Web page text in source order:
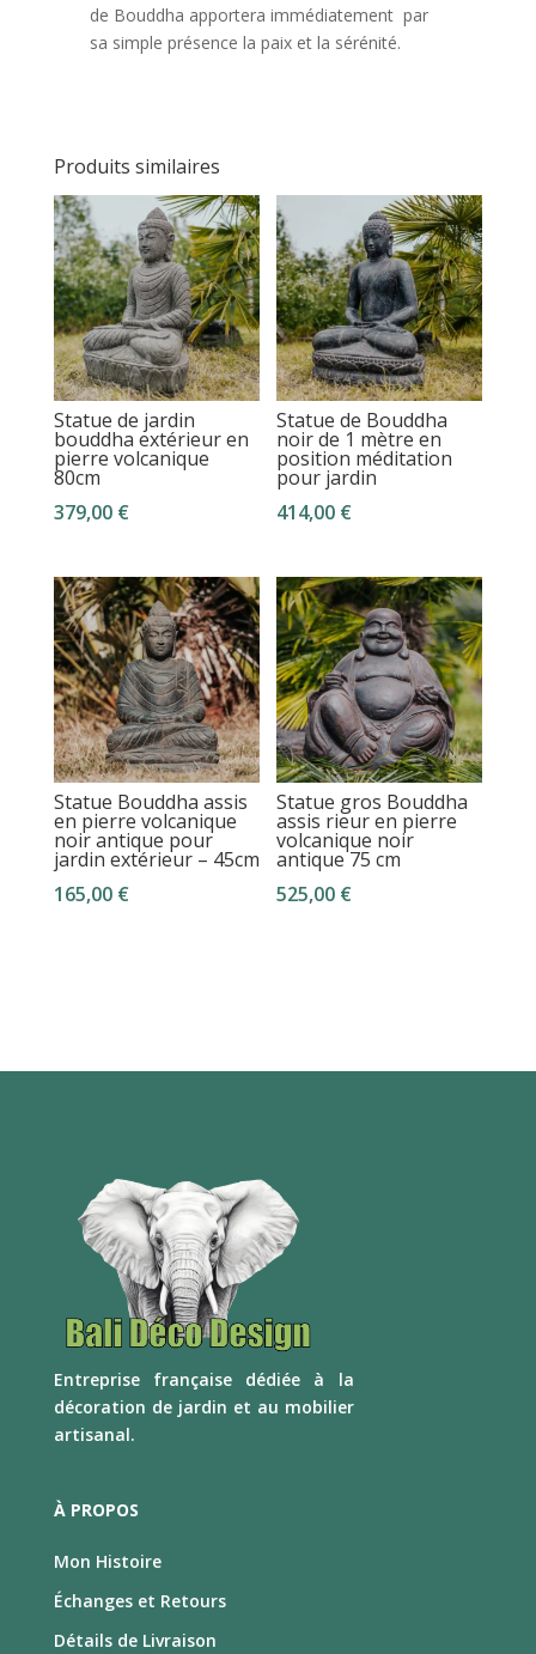
de Bouddha apportera immédiatement par
sa simple présence la paix et la sérénité.
Produits similaires
Statue de jardin
bouddha extérieur en
pierre volcanique
80cm
379,00 €
Statue de Bouddha
noir de 1 mètre en
position méditation
pour jardin
414,00 €
Statue Bouddha assis
en pierre volcanique
noir antique pour
jardin extérieur – 45cm
165,00 €
Statue gros Bouddha
assis rieur en pierre
volcanique noir
antique 75 cm
525,00 €
Entreprise française dédiée à la
décoration de jardin et au mobilier
artisanal.
À PROPOS
Mon Histoire
Échanges et Retours
Détails de Livraison